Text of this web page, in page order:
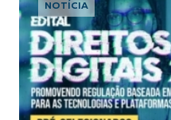
NOTÍCIA